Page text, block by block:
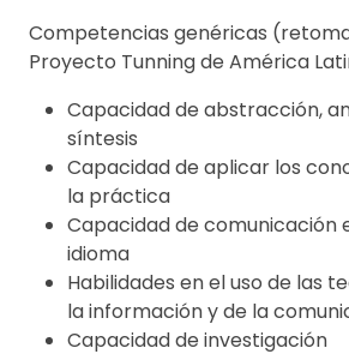
Competencias genéricas
Proyecto Tunning de América
Capacidad de abstracción,
síntesis
Capacidad de aplicar los
la práctica
Capacidad de comunicación
idioma
Habilidades en el uso de las
la información y de la
Capacidad de investigación